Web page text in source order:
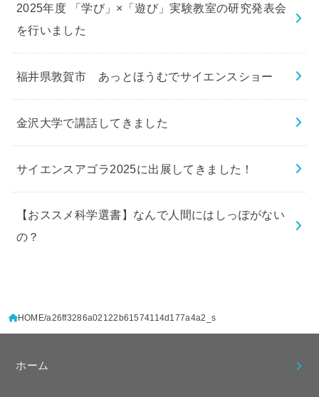
2025年度 「学び」×「遊び」実験教室の研究発表会
を行いました
福井県敦賀市 あっとほうむでサイエンスショー
金沢大学で講話してきました
サイエンスアゴラ2025に出展してきました！
【おススメ科学選書】なんで人間にはしっぽがない
の？
HOME a26ff3286a02122b61574114d177a4a2_s
ホーム